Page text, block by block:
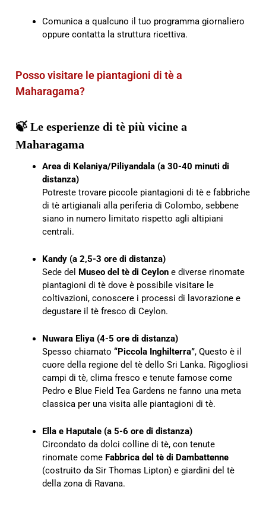
Comunica a qualcuno il tuo programma giornaliero
oppure contatta la struttura ricettiva.
Posso visitare le piantagioni di tè a
Maharagama?
🍃 Le esperienze di tè più vicine a
Maharagama
Area di Kelaniya/Piliyandala (a 30-40 minuti di
distanza)
Potreste trovare piccole piantagioni di tè e fabbriche
di tè artigianali alla periferia di Colombo, sebbene
siano in numero limitato rispetto agli altipiani
centrali.
Kandy (a 2,5-3 ore di distanza)
Sede del Museo del tè di Ceylon e diverse rinomate
piantagioni di tè dove è possibile visitare le
coltivazioni, conoscere i processi di lavorazione e
degustare il tè fresco di Ceylon.
Nuwara Eliya (4-5 ore di distanza)
Spesso chiamato “Piccola Inghilterra”, Questo è il
cuore della regione del tè dello Sri Lanka. Rigogliosi
campi di tè, clima fresco e tenute famose come
Pedro e Blue Field Tea Gardens ne fanno una meta
classica per una visita alle piantagioni di tè.
Ella e Haputale (a 5-6 ore di distanza)
Circondato da dolci colline di tè, con tenute
rinomate come Fabbrica del tè di Dambattenne
(costruito da Sir Thomas Lipton) e giardini del tè
della zona di Ravana.